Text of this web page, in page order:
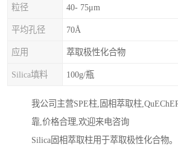
粒径 40- 75μm
平均孔径 70Å
应用 萃取极性化合物
Silica填料 100g/瓶
我公司主营SPE柱,固相萃取柱
靠,价格合理,欢迎来电咨询
Silica固相萃取柱用于萃取极性化合物。